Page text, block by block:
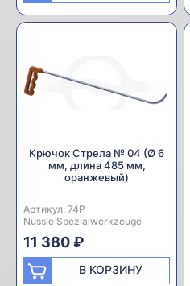
Крючок Стрела № 04 (Ø 6
мм, длина 485 мм,
оранжевый)
Артикул: 74P
Производитель:
Nussle Spezialwerkzeuge
11 380 ₽
В КОРЗИНУ